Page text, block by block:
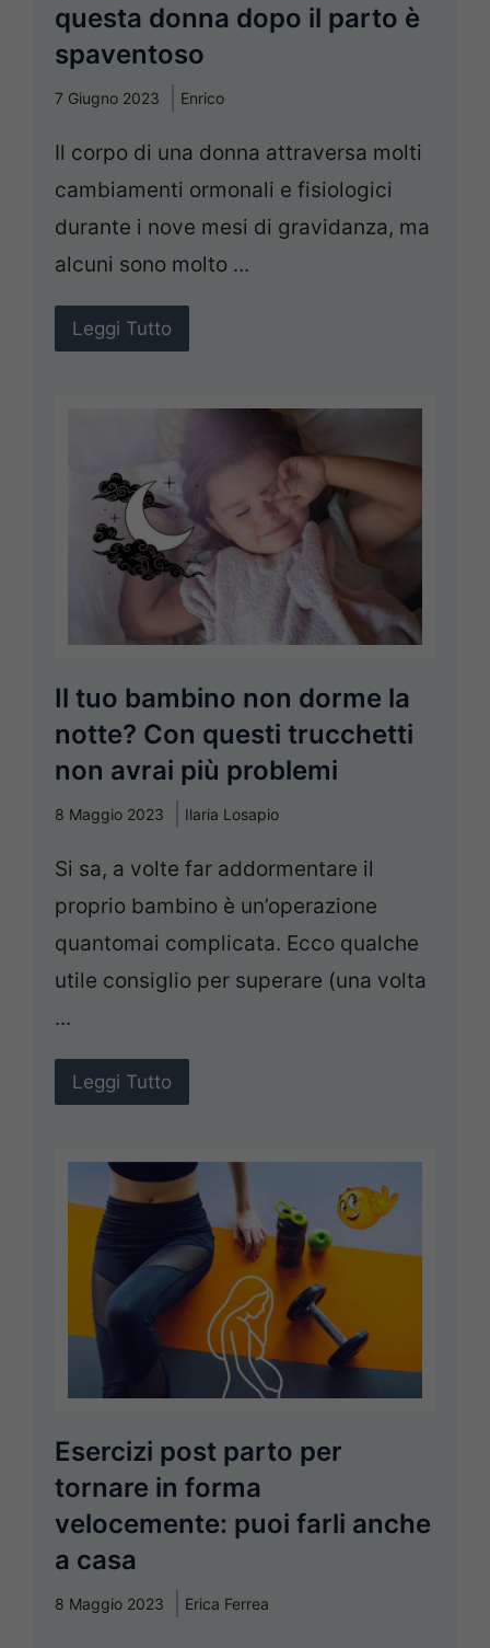
questa donna dopo il parto è
spaventoso
7 Giugno 2023 Enrico
Il corpo di una donna attraversa molti
cambiamenti ormonali e fisiologici
durante i nove mesi di gravidanza, ma
alcuni sono molto ...
Leggi Tutto
Il tuo bambino non dorme la
notte? Con questi trucchetti
non avrai più problemi
8 Maggio 2023 Ilaria Losapio
Si sa, a volte far addormentare il
proprio bambino è un’operazione
quantomai complicata. Ecco qualche
utile consiglio per superare (una volta
...
Leggi Tutto
Esercizi post parto per
tornare in forma
velocemente: puoi farli anche
a casa
8 Maggio 2023 Erica Ferrea